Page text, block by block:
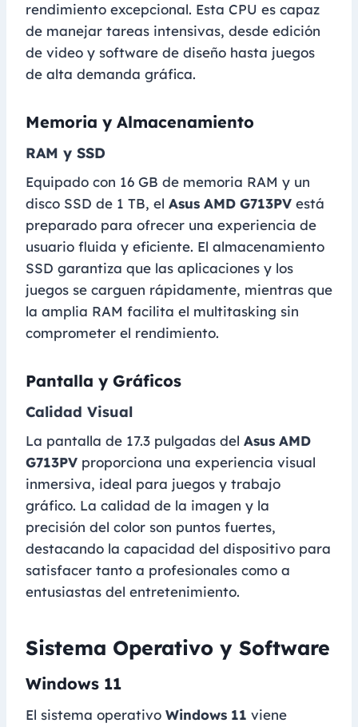
rendimiento excepcional. Esta CPU es capaz
de manejar tareas intensivas, desde edición
de video y software de diseño hasta juegos
de alta demanda gráfica.
Memoria y Almacenamiento
RAM y SSD
Equipado con 16 GB de memoria RAM y un
disco SSD de 1 TB, el Asus AMD G713PV está
preparado para ofrecer una experiencia de
usuario fluida y eficiente. El almacenamiento
SSD garantiza que las aplicaciones y los
juegos se carguen rápidamente, mientras que
la amplia RAM facilita el multitasking sin
comprometer el rendimiento.
Pantalla y Gráficos
Calidad Visual
La pantalla de 17.3 pulgadas del Asus AMD
G713PV proporciona una experiencia visual
inmersiva, ideal para juegos y trabajo
gráfico. La calidad de la imagen y la
precisión del color son puntos fuertes,
destacando la capacidad del dispositivo para
satisfacer tanto a profesionales como a
entusiastas del entretenimiento.
Sistema Operativo y Software
Windows 11
El sistema operativo Windows 11 viene